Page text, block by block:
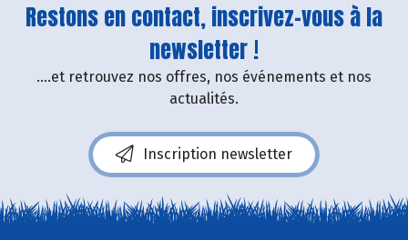
Restons en contact, inscrivez-vous à la
newsletter !
....et retrouvez nos offres, nos événements et nos
actualités.
Inscription newsletter